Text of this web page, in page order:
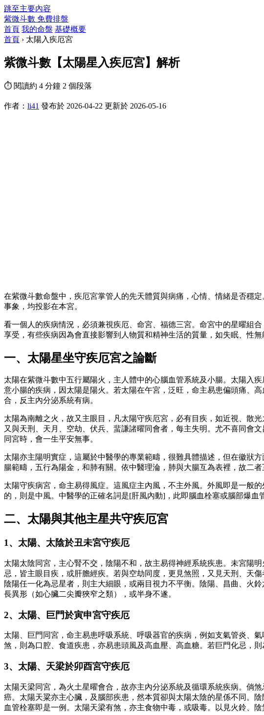
跳至主要內容
紫微斗數 免費排盤
首頁 我的命盤 基礎概要
首頁 › 太陽入疾厄宮
紫微斗數【太陽星入疾厄宮】解析
⏱ 閱讀約 4 分鐘 2 個段落
作者： li41 發布於 2026-04-22 更新於 2026-05-16
在紫微斗數命盤中，疾厄宮掌管人的先天體質與病痛，心情、情緒是否穩
事象，均投影在本宮。
看一個人的疾病情況，必須兼視疾厄、命宮、福德三宮。命宮中的星曜組
享受，有些疾病因為會直接影響到人物質和精神生活的質量，如失眠、性無
一、太陽星坐守疾厄宮之論斷
太陽在紫微斗數中五行屬陽火，主人體中的心腦血管系統及小腸。太陽入
意小腸的疾病，因太陽是陽火。若太陽在午宮，泛旺，命主易患偏頭痛、
合，反主內分泌系統有病。
太陽為南離之火，故又主眼目，凡太陽守疾厄宮，必有目疾，如近視、散
又與天刑、天月、空劫、伏兵、蜚謙諸曜同會者，每主失明。尤不喜同會
同宮時，會一生平安無事。
太陽亦主陽明實症，這屬於中醫學的專業範疇，很難具體描述，但在徽狀
腸範疇，五行為陽金，和肺有關。依中醫理淪，肺與大腸互為表裡，故二者
太陽守疾病宮，命主易得風症。這風症主內風，不主外風。外風即是一般
的，則是中風。中醫學的正確名詞是[肝風內動]，此即腦血栓塞或腦部爆
二、太陽與其他主星共守疾厄宮
1、太陽、太陰於丑未宮守疾厄
太陽太陰同宮，主心腎不交，陰陽不和，故主易得神經系統疾患。未宮陽
忌，皆主眼目疾，或肝膽經疾。若與空劫同度，更見煞照，又見天刑、天
陰陽任一化為忌星者，則主大細眼，或兩目視力不平衡。陰陽、昌曲、火
長異形（如心臟二尖瓣狹窄之類），或半身不遂。
2、太陽、巨門於寅申宮守疾厄
太陽、巨門同宮，命主易患呼吸系統、呼吸器官的疾病，例如支氣管炎、
煞，則為口腔、食道疾患，亦易患頭風及高血壓、高血糖。若巨門化忌，
3、太陽、天梁於卯酉宮守疾厄
太陽天梁同宮，為火土星曜會合，故亦主內分泌系統及循環系統疾病。倘
癌。太陽天粱亦主心臟，及腦部疾患，然本質卻與太陽太陰的星係不同。
血管栓塞即是一例。太陽天梁有煞，亦主食物中毒，或吸毒。以見火鈴、陰